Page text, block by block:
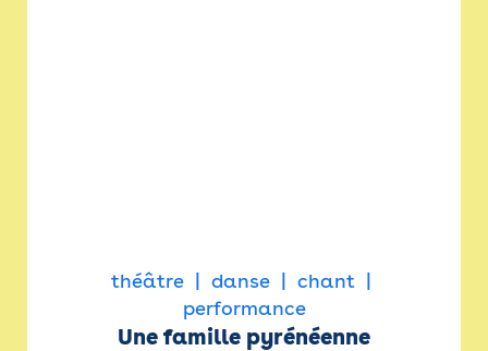
théâtre danse
chant
performance
Une famille pyrénéenne